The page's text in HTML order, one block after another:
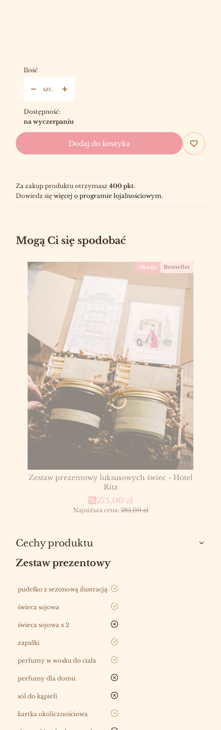
Ilość
szt.
Dostępność:
na wyczerpaniu
Dodaj do koszyka
Za zakup produktu otrzymasz 400 pkt.
Dowiedz się więcej o programie lojalnościowym.
Mogą Ci się spodobać
Okazja Bestseller
Zestaw prezentowy luksusowych świec - Hotel
Ritz
Cena promocyjna
275,00 zł
Najniższa cena: 285,00 zł
Cechy produktu
Zestaw prezentowy
pudełko z sezonową ilustracją tak
świeca sojowa tak
świeca sojowa x 2 nie
zapałki tak
perfumy w wosku do ciała tak
perfumy dla domu nie
sól do kąpieli nie
kartka okolicznościowa tak